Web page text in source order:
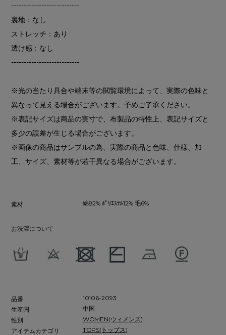
---------------------------
裏地：なし
ストレッチ：あり
透け感：なし
---------------------------
※光の当たり具合や端末等の閲覧環境によって、実際の色味と
異なって見える場合がございます。予めご了承ください。
※表記サイズは商品の実寸で、布製品の特性上、表記サイズと
多少の誤差が生じる場合がございます。
※画像の商品はサンプルの為、実際の商品と色味、仕様、加
工、サイズ、素材等が若干異なる場合がございます。
素材 綿82% ﾎﾟﾘｴｽﾃﾙ12% 毛6%
お洗濯について
品番
10106-2093
生産国
中国
性別
WOMEN(ウィメンズ)
アイテムカテゴリ
TOPS(トップス)